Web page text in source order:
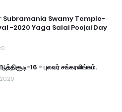
Subramania Swamy Temple-
-2020 Yaga Salai Poojai Day
16 - புலவர் சங்கரலிங்கம்.